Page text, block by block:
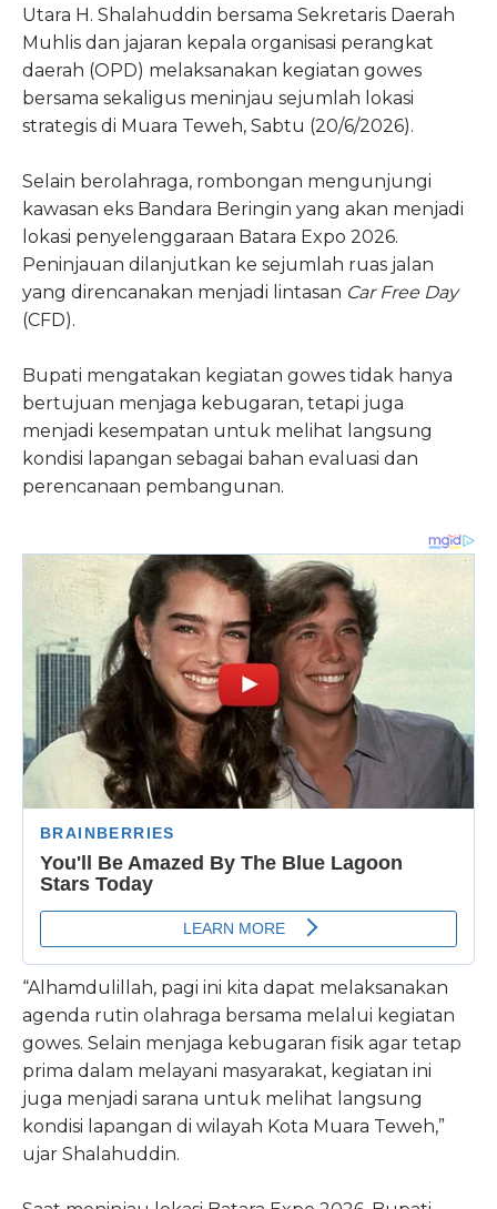
Utara H. Shalahuddin bersama Sekretaris Daerah
Muhlis dan jajaran kepala organisasi perangkat
daerah (OPD) melaksanakan kegiatan gowes
bersama sekaligus meninjau sejumlah lokasi
strategis di Muara Teweh, Sabtu (20/6/2026).
Selain berolahraga, rombongan mengunjungi
kawasan eks Bandara Beringin yang akan menjadi
lokasi penyelenggaraan Batara Expo 2026.
Peninjauan dilanjutkan ke sejumlah ruas jalan
yang direncanakan menjadi lintasan Car Free Day
(CFD).
Bupati mengatakan kegiatan gowes tidak hanya
bertujuan menjaga kebugaran, tetapi juga
menjadi kesempatan untuk melihat langsung
kondisi lapangan sebagai bahan evaluasi dan
perencanaan pembangunan.
“Alhamdulillah, pagi ini kita dapat melaksanakan
agenda rutin olahraga bersama melalui kegiatan
gowes. Selain menjaga kebugaran fisik agar tetap
prima dalam melayani masyarakat, kegiatan ini
juga menjadi sarana untuk melihat langsung
kondisi lapangan di wilayah Kota Muara Teweh,”
ujar Shalahuddin.